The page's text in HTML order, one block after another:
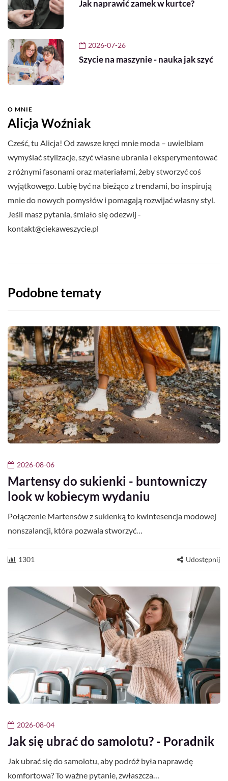
Jak naprawić zamek w kurtce?
2026-07-26
Szycie na maszynie - nauka jak szyć
O MNIE
Alicja Woźniak
Cześć, tu Alicja! Od zawsze kręci mnie moda – uwielbiam
wymyślać stylizacje, szyć własne ubrania i eksperymentować
z różnymi fasonami oraz materiałami, żeby stworzyć coś
wyjątkowego. Lubię być na bieżąco z trendami, bo inspirują
mnie do nowych pomysłów i pomagają rozwijać własny styl.
Jeśli masz pytania, śmiało się odezwij -
kontakt@ciekaweszycie.pl
Podobne tematy
2026-08-06
Martensy do sukienki - buntowniczy
look w kobiecym wydaniu
Połączenie Martensów z sukienką to kwintesencja modowej
nonszalancji, która pozwala stworzyć…
1301 Udostępnij
2026-08-04
Jak się ubrać do samolotu? - Poradnik
Jak ubrać się do samolotu, aby podróż była naprawdę
komfortowa? To ważne pytanie, zwłaszcza…